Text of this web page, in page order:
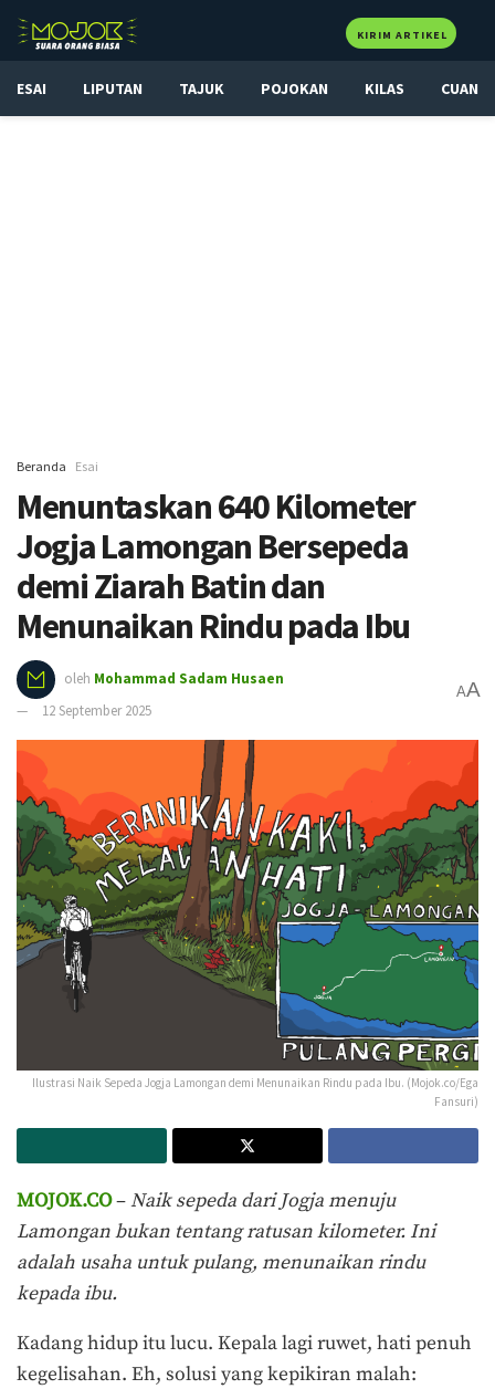
KIRIM ARTIKEL
ESAI LIPUTAN TAJUK POJOKAN KILAS CUAN
Beranda Esai
Menuntaskan 640 Kilometer
Jogja Lamongan Bersepeda
demi Ziarah Batin dan
Menunaikan Rindu pada Ibu
oleh Mohammad Sadam Husaen
12 September 2025
AA
Ilustrasi Naik Sepeda Jogja Lamongan demi Menunaikan Rindu pada Ibu. (Mojok.co/Ega
Fansuri)
MOJOK.CO–Naik sepeda dari Jogja menuju
Lamongan bukan tentang ratusan kilometer. Ini
adalah usaha untuk pulang, menunaikan rindu
kepada ibu.
Kadang hidup itu lucu. Kepala lagi ruwet, hati penuh
kegelisahan. Eh, solusi yang kepikiran malah: